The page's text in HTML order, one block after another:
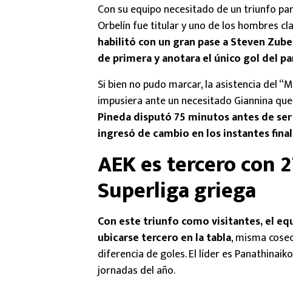
Con su equipo necesitado de un triunfo
Orbelín fue titular y uno de los hombres
habilitó con un gran pase a Steven
de primera y anotara el único gol del
Si bien no pudo marcar, la asistencia del
impusiera ante un necesitado Giannina
Pineda disputó 75 minutos antes de
ingresó de cambio en los instantes
AEK es tercero con
Superliga griega
Con este triunfo como visitantes, el
ubicarse tercero en la tabla, misma
diferencia de goles. El líder es
jornadas del año.